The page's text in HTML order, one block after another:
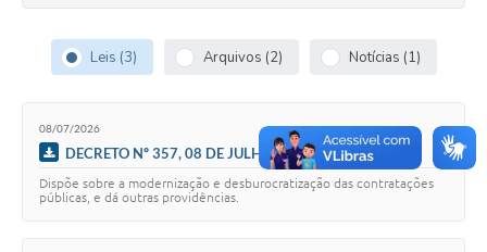
Leis (3) Arquivos (2) Notícias (1)
08/07/2026
DECRETO Nº 357, 08 DE JULHO DE 2026
Dispõe sobre a modernização e desburocratização das contratações
públicas, e dá outras providências.